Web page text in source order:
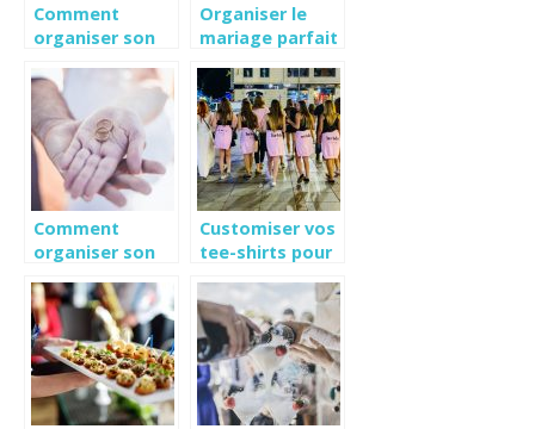
Comment
organiser son
de temps.
Organiser le
mariage parfait
Comment
organiser son
Customiser vos
tee-shirts pour